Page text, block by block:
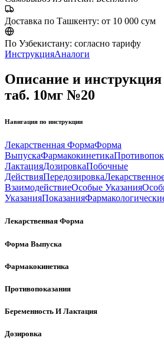
Доставка по Ташкенту: от 10 000 сум
По Узбекистану: согласно тарифу
ИнструкцияАналоги
Описание и
таб. 10мг №20
Навигация по инструкции
Лекарственная ФормаФорма
ВыпускаФармакокинетика
ЛактацияДозировкаПобочные
ДействияПередозировка
ВзаимодействиеОсобые Указания
УказанияПоказания
Лекарственная Форма
Форма Выпуска
Фармакокинетика
Противопоказания
Беременность И Лактация
Дозировка